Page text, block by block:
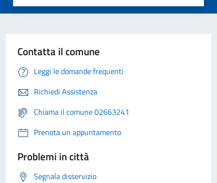
Contatta il comune
Leggi le domande frequenti
Richiedi Assistenza
Chiama il comune 02663241
Prenota un appuntamento
Problemi in città
Segnala disservizio